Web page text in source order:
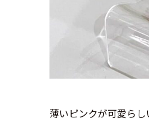
薄いピンクが可愛らし